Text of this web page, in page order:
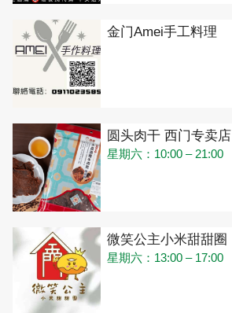
金门Amei手工料理
圆头肉干 西门专卖店
星期六：10:00 – 21:00
微笑公主小米甜甜圈
星期六：13:00 – 17:00